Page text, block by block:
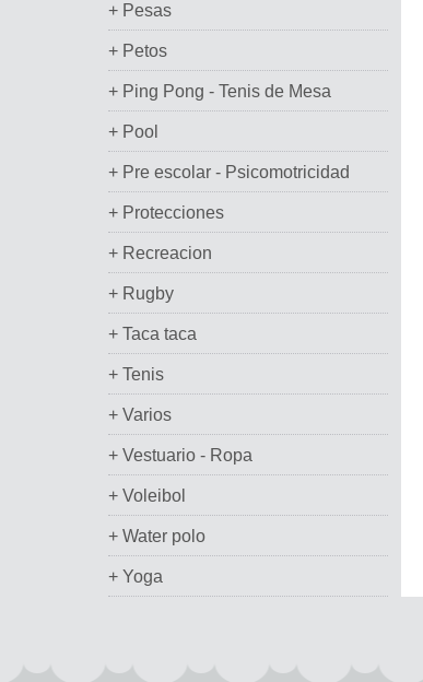
+ Pesas
+ Petos
+ Ping Pong - Tenis de Mesa
+ Pool
+ Pre escolar - Psicomotricidad
+ Protecciones
+ Recreacion
+ Rugby
+ Taca taca
+ Tenis
+ Varios
+ Vestuario - Ropa
+ Voleibol
+ Water polo
+ Yoga